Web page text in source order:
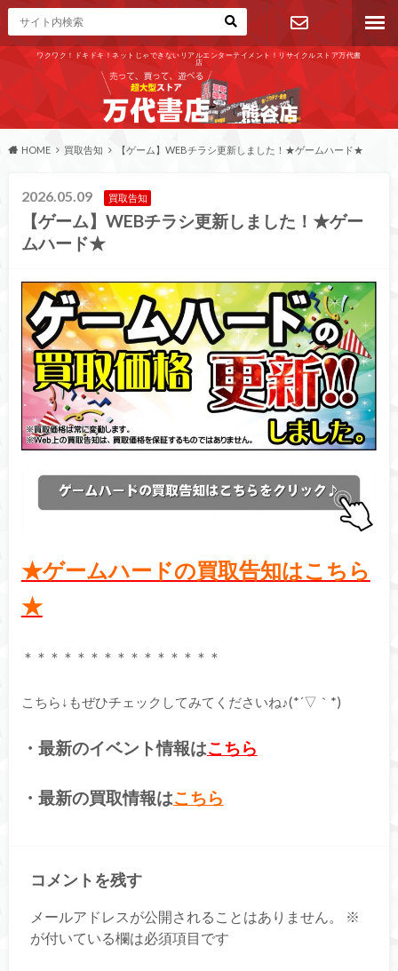
ワクワク！ドキドキ！ネットじゃできないリアルエンターテイメント！リサイクルストア万代書
店
お問い合わ
せ
HOME 買取告知 【ゲーム】WEBチラシ更新しました！★ゲームハード★
2026.05.09 買取告知
【ゲーム】WEBチラシ更新しました！★ゲー
ムハード★
★ゲームハードの買取告知はこちら
★
＊＊＊＊＊＊＊＊＊＊＊＊＊＊＊
こちら↓もぜひチェックしてみてくださいね♪(*´▽｀*)
・最新のイベント情報はこちら
・最新の買取情報はこちら
コメントを残す
メールアドレスが公開されることはありません。
※
が付いている欄は必須項目です